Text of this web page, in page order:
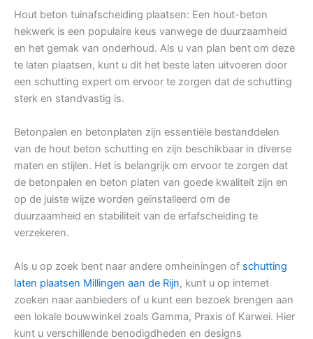
Hout beton tuinafscheiding plaatsen: Een hout-beton
hekwerk is een populaire keus vanwege de duurzaamheid
en het gemak van onderhoud. Als u van plan bent om deze
te laten plaatsen, kunt u dit het beste laten uitvoeren door
een schutting expert om ervoor te zorgen dat de schutting
sterk en standvastig is.
Betonpalen en betonplaten zijn essentiële bestanddelen
van de hout beton schutting en zijn beschikbaar in diverse
maten en stijlen. Het is belangrijk om ervoor te zorgen dat
de betonpalen en beton platen van goede kwaliteit zijn en
op de juiste wijze worden geïnstalleerd om de
duurzaamheid en stabiliteit van de erfafscheiding te
verzekeren.
Als u op zoek bent naar andere omheiningen of schutting
laten plaatsen Millingen aan de Rijn, kunt u op internet
zoeken naar aanbieders of u kunt een bezoek brengen aan
een lokale bouwwinkel zoals Gamma, Praxis of Karwei. Hier
kunt u verschillende benodigdheden en designs